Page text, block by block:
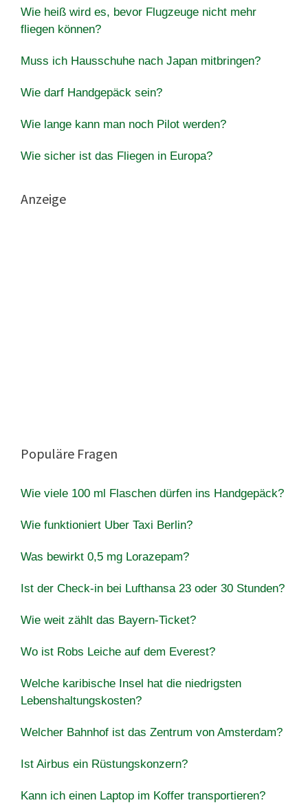
Wie heiß wird es, bevor Flugzeuge nicht mehr
fliegen können?
Muss ich Hausschuhe nach Japan mitbringen?
Wie darf Handgepäck sein?
Wie lange kann man noch Pilot werden?
Wie sicher ist das Fliegen in Europa?
Anzeige
Populäre Fragen
Wie viele 100 ml Flaschen dürfen ins Handgepäck?
Wie funktioniert Uber Taxi Berlin?
Was bewirkt 0,5 mg Lorazepam?
Ist der Check-in bei Lufthansa 23 oder 30 Stunden?
Wie weit zählt das Bayern-Ticket?
Wo ist Robs Leiche auf dem Everest?
Welche karibische Insel hat die niedrigsten
Lebenshaltungskosten?
Welcher Bahnhof ist das Zentrum von Amsterdam?
Ist Airbus ein Rüstungskonzern?
Kann ich einen Laptop im Koffer transportieren?